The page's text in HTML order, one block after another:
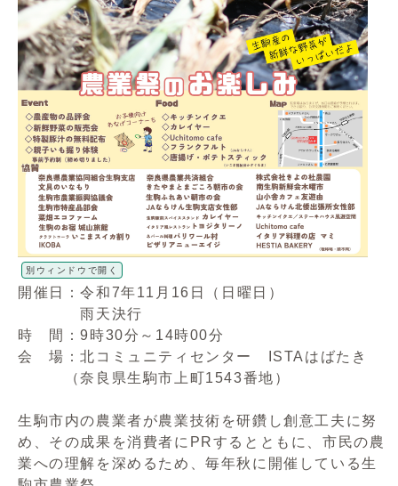
別ウィンドウで開く
開催日：令和7年11月16日（日曜日）
雨天決行
時 間：9時30分～14時00分
会 場：北コミュニティセンター ISTAはばたき
（奈良県生駒市上町1543番地）
生駒市内の農業者が農業技術を研鑽し創意工夫に努
め、その成果を消費者にPRするとともに、市民の農
業への理解を深めるため、毎年秋に開催している生